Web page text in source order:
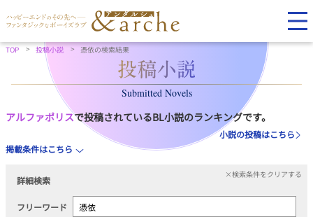
TOP 投稿小説 憑依の検索結果
Submitted Novels
アルファポリスで投稿されているBL小説のランキングです。
小説の投稿はこちら
掲載条件はこちら
詳細検索
×検索条件をクリアする
フリーワード